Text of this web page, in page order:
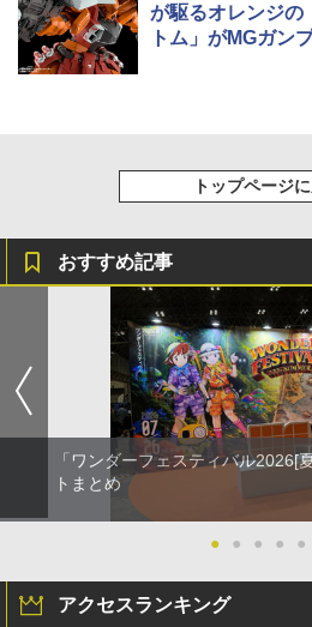
が駆るオレンジの
トム」がMGガン
トップページ
おすすめ記事
「ワンダーフェスティバル2026[
トまとめ
● ● ● ● ●
アクセスランキング